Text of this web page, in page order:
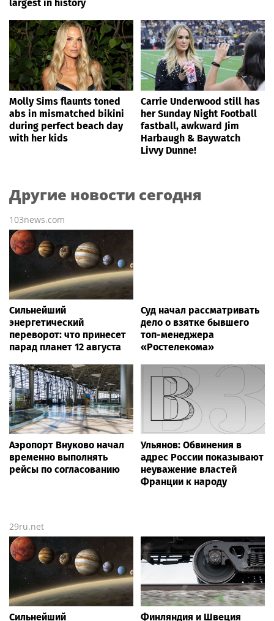
largest in history
Molly Sims flaunts toned
abs in mismatched bikini
during perfect beach day
with her kids
Carrie Underwood still has
her Sunday Night Football
fastball, awkward Jim
Harbaugh & Baywatch
Livvy Dunne!
Другие новости сегодня
103news.com
Сильнейший
энергетический
переворот: что принесет
парад планет 12 августа
Суд начал рассматривать
дело о взятке бывшего
топ-менеджера
«Ростелекома»
Аэропорт Внуково начал
временно выполнять
рейсы по согласованию
Ульянов: Обвинения в
адрес России показывают
неуважение властей
Франции к народу
29ru.net
Сильнейший Финляндия и Швеция